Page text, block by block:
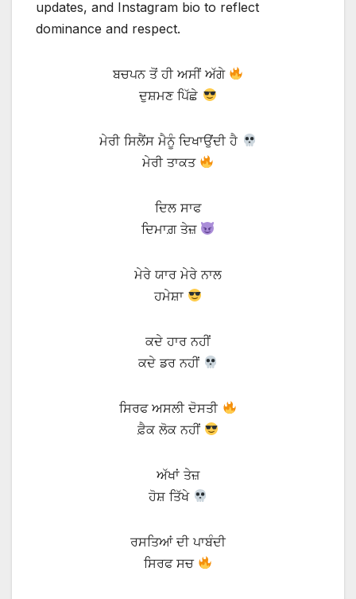
updates, and Instagram bio to reflect
dominance and respect.
ਬਚਪਨ ਤੋਂ ਹੀ ਅਸੀਂ ਅੱਗੇ
ਦੁਸ਼ਮਣ ਪਿੱਛੇ
ਮੇਰੀ ਸਿਲੈਂਸ ਮੈਨੂੰ ਦਿਖਾਉਂਦੀ ਹੈ
ਮੇਰੀ ਤਾਕਤ
ਦਿਲ ਸਾਫ
ਦਿਮਾਗ਼ ਤੇਜ਼
ਮੇਰੇ ਯਾਰ ਮੇਰੇ ਨਾਲ
ਹਮੇਸ਼ਾ
ਕਦੇ ਹਾਰ ਨਹੀਂ
ਕਦੇ ਡਰ ਨਹੀਂ
ਸਿਰਫ ਅਸਲੀ ਦੋਸਤੀ
ਫ਼ੈਕ ਲੋਕ ਨਹੀਂ
ਅੱਖਾਂ ਤੇਜ਼
ਹੋਸ਼ ਤਿੱਖੇ
ਰਸਤਿਆਂ ਦੀ ਪਾਬੰਦੀ
ਸਿਰਫ ਸਚ